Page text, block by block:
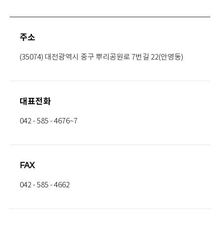
주소
(35074) 대전광역시 중구 뿌리공원로 7번길 22(안영동)
대표전화
042 - 585 - 4676~7
FAX
042 - 585 - 4662